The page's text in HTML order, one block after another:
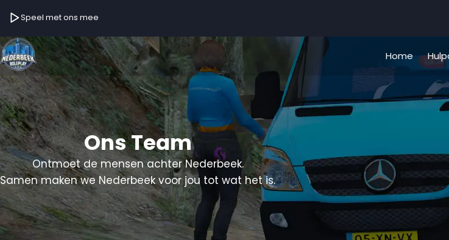
Speel met ons mee
Home
Ons Team
Ontmoet de mensen achter Nederbeek.
Samen maken we Nederbeek voor jou tot wat het is.